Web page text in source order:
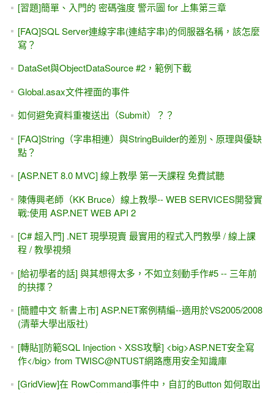
[習題]簡單、入門的 密碼強度 警示圖 for 上集第三章
[FAQ]SQL Server連線字串(連結字串)的伺服器名稱，該怎麼
寫？
DataSet與ObjectDataSource #2，範例下載
Global.asax文件裡面的事件
如何避免資料重複送出（Submit）？？
[FAQ]String（字串相連）與StringBuilder的差別、原理與優缺
點？
[ASP.NET 8.0 MVC] 線上教學 第一天課程 免費試聽
陳傳興老師（KK Bruce）線上教學-- WEB SERVICES開發實
戰:使用 ASP.NET WEB API 2
[C# 超入門] .NET 現學現賣 最實用的程式入門教學 / 線上課
程 / 教學視頻
[給初學者的話] 與其想得太多，不如立刻動手作#5 -- 三年前
的抉擇？
[簡體中文 新書上市] ASP.NET案例精編--適用於VS2005/2008
(清華大學出版社)
[轉貼][防範SQL Injection、XSS攻擊] <big>ASP.NET安全寫
作</big> from TWISC@NTUST網路應用安全知識庫
[GridView]在 RowCommand事件中，自訂的Button 如何取出